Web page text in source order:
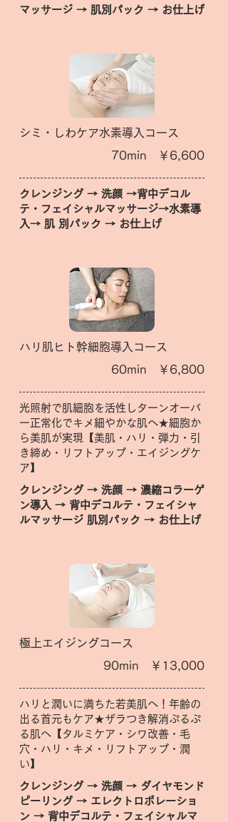
マッサージ → 肌別パック → お仕上げ
シミ・しわケア水素導入コース
70min ￥6,600
クレンジング → 洗顔 →背中デコル
テ・フェイシャルマッサージ→水素導
入→ 肌 別パック → お仕上げ
ハリ肌ヒト幹細胞導入コース
60min ￥6,800
光照射で肌細胞を活性しターンオーバ
ー正常化でキメ細やかな肌へ★細胞か
ら美肌が実現【美肌・ハリ・弾力・引
き締め・リフトアップ・エイジングケ
ア】
クレンジング → 洗顔 → 濃縮コラーゲ
ン導入 → 背中デコルテ・フェイシャ
ルマッサージ 肌別パック → お仕上げ
極上エイジングコース
90min ￥13,000
ハリと潤いに満ちた若美肌へ！年齢の
出る首元もケア★ザラつき解消ぷるぷ
る肌へ【タルミケア・シワ改善・毛
穴・ハリ・キメ・リフトアップ・潤
い】
クレンジング → 洗顔 → ダイヤモンド
ピーリング → エレクトロポレーショ
ン → 背中デコルテ・フェイシャルマ